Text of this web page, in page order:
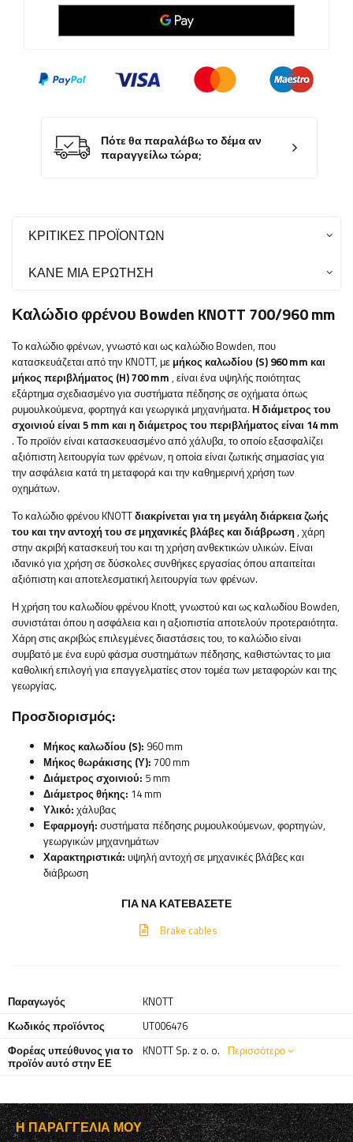
Πότε θα παραλάβω το δέμα αν
παραγγείλω τώρα;
ΚΡΙΤΙΚΈΣ ΠΡΟΪΌΝΤΩΝ
ΚΆΝΕ ΜΙΑ ΕΡΏΤΗΣΗ
Καλώδιο φρένου Bowden KNOTT 700/960 mm
Το καλώδιο φρένων, γνωστό και ως καλώδιο Bowden, που
κατασκευάζεται από την KNOTT, με μήκος καλωδίου (S) 960 mm και
μήκος περιβλήματος (H) 700 mm , είναι ένα υψηλής ποιότητας
εξάρτημα σχεδιασμένο για συστήματα πέδησης σε οχήματα όπως
ρυμουλκούμενα, φορτηγά και γεωργικά μηχανήματα. Η διάμετρος του
σχοινιού είναι 5 mm και η διάμετρος του περιβλήματος είναι 14 mm
. Το προϊόν είναι κατασκευασμένο από χάλυβα, το οποίο εξασφαλίζει
αξιόπιστη λειτουργία των φρένων, η οποία είναι ζωτικής σημασίας για
την ασφάλεια κατά τη μεταφορά και την καθημερινή χρήση των
οχημάτων.
Το καλώδιο φρένου KNOTTδιακρίνεται για τη μεγάλη διάρκεια ζωής
του και την αντοχή του σε μηχανικές βλάβες και διάβρωση, χάρη
στην ακριβή κατασκευή του και τη χρήση ανθεκτικών υλικών. Είναι
ιδανικό για χρήση σε δύσκολες συνθήκες εργασίας όπου απαιτείται
αξιόπιστη και αποτελεσματική λειτουργία των φρένων.
Η χρήση του καλωδίου φρένου Knott, γνωστού και ως καλωδίου Bowden,
συνιστάται όπου η ασφάλεια και η αξιοπιστία αποτελούν προτεραιότητα.
Χάρη στις ακριβώς επιλεγμένες διαστάσεις του, το καλώδιο είναι
συμβατό με ένα ευρύ φάσμα συστημάτων πέδησης, καθιστώντας το μια
καθολική επιλογή για επαγγελματίες στον τομέα των μεταφορών και της
γεωργίας.
Προσδιορισμός:
Μήκος καλωδίου (S): 960 mm
Μήκος θωράκισης (Υ): 700 mm
Διάμετρος σχοινιού: 5 mm
Διάμετρος θήκης: 14 mm
Υλικό: χάλυβας
Εφαρμογή: συστήματα πέδησης ρυμουλκούμενων, φορτηγών,
γεωργικών μηχανημάτων
Χαρακτηριστικά: υψηλή αντοχή σε μηχανικές βλάβες και
διάβρωση
ΓΙΑ ΝΑ ΚΑΤΕΒΆΣΕΤΕ
Brake cables
Παραγωγός
KNOTT
Κωδικός προϊόντος
UT006476
Φορέας υπεύθυνος για το
προϊόν αυτό στην ΕΕ
KNOTT Sp. z o. o. Περισσότερο
Η ΠΑΡΑΓΓΕΛΊΑ ΜΟΥ